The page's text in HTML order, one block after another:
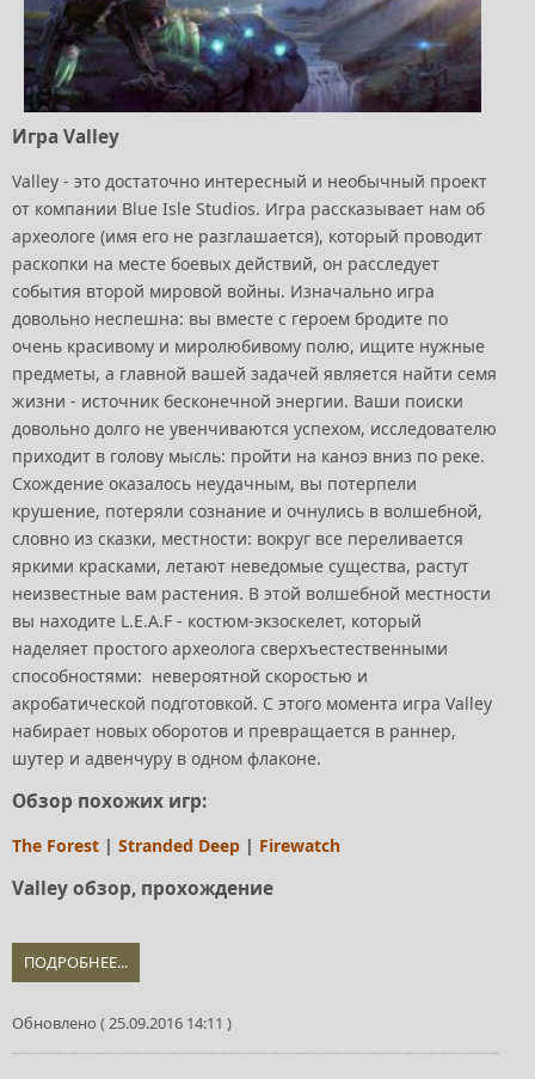
Игра Valley
Valley - это достаточно интересный и необычный проект
от компании Blue Isle Studios. Игра рассказывает нам об
археологе (имя его не разглашается), который проводит
раскопки на месте боевых действий, он расследует
события второй мировой войны. Изначально игра
довольно неспешна: вы вместе с героем бродите по
очень красивому и миролюбивому полю, ищите нужные
предметы, а главной вашей задачей является найти семя
жизни - источник бесконечной энергии. Ваши поиски
довольно долго не увенчиваются успехом, исследователю
приходит в голову мысль: пройти на каноэ вниз по реке.
Схождение оказалось неудачным, вы потерпели
крушение, потеряли сознание и очнулись в волшебной,
словно из сказки, местности: вокруг все переливается
яркими красками, летают неведомые существа, растут
неизвестные вам растения. В этой волшебной местности
вы находите L.E.A.F - костюм-экзоскелет, который
наделяет простого археолога сверхъестественными
способностями: невероятной скоростью и
акробатической подготовкой. С этого момента игра Valley
набирает новых оборотов и превращается в раннер,
шутер и адвенчуру в одном флаконе.
Обзор похожих игр:
The Forest | Stranded Deep | Firewatch
Valley обзор, прохождение
ПОДРОБНЕЕ...
Обновлено ( 25.09.2016 14:11 )